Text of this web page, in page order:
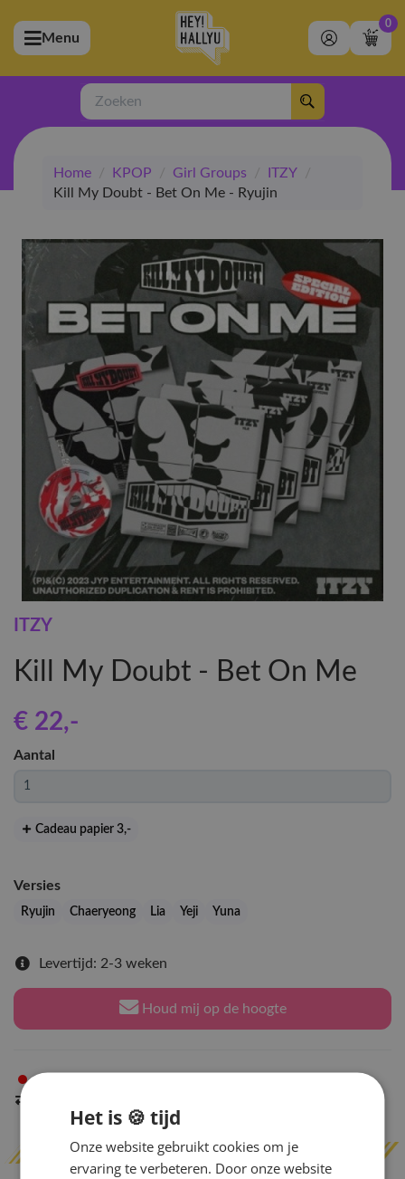
(Artiesten)
(Merchandise)
(Exclusive)
(Winkel)
Menu
0
Zoeken
Home / KPOP / Girl Groups / ITZY
/
Kill My Doubt - Bet On Me - Ryujin
ITZY
Kill My Doubt - Bet On Me
€ 22,-
Aantal
Cadeau papier 3,-
Versies
Ryujin Chaeryeong Lia Yeji Yuna
Levertijd: 2-3 weken
Houd mij op de hoogte
Het is 🍪 tijd
Onze website gebruikt cookies om je
ervaring te verbeteren. Door onze website